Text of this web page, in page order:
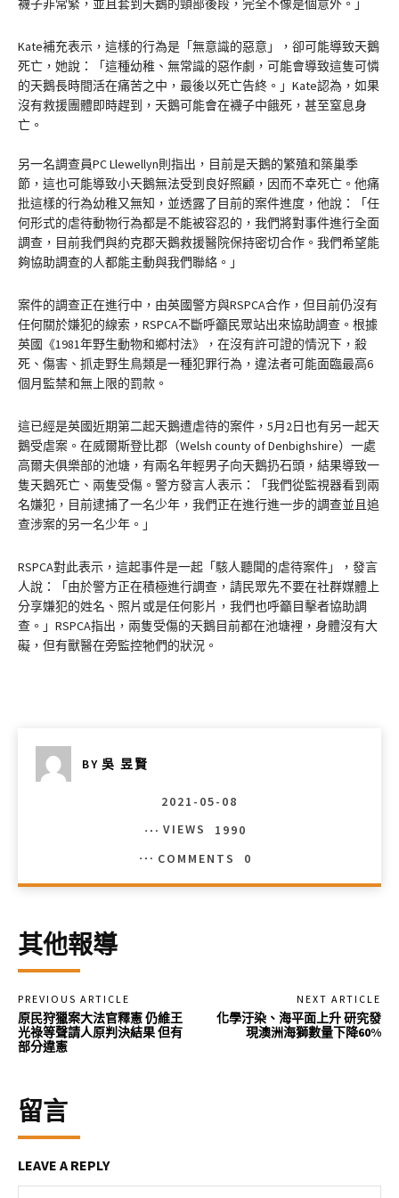
襪子非常緊，並且套到天鵝的頸部後段，完全不像是個意外。」
Kate補充表示，這樣的行為是「無意識的惡意」，卻可能導致天鵝
死亡，她說：「這種幼稚、無常識的惡作劇，可能會導致這隻可憐
的天鵝長時間活在痛苦之中，最後以死亡告終。」Kate認為，如果
沒有救援團體即時趕到，天鵝可能會在襪子中餓死，甚至窒息身
亡。
另一名調查員PC Llewellyn則指出，目前是天鵝的繁殖和築巢季
節，這也可能導致小天鵝無法受到良好照顧，因而不幸死亡。他痛
批這樣的行為幼稚又無知，並透露了目前的案件進度，他說：「任
何形式的虐待動物行為都是不能被容忍的，我們將對事件進行全面
調查，目前我們與約克郡天鵝救援醫院保持密切合作。我們希望能
夠協助調查的人都能主動與我們聯絡。」
案件的調查正在進行中，由英國警方與RSPCA合作，但目前仍沒有
任何關於嫌犯的線索，RSPCA不斷呼籲民眾站出來協助調查。根據
英國《1981年野生動物和鄉村法》，在沒有許可證的情況下，殺
死、傷害、抓走野生鳥類是一種犯罪行為，違法者可能面臨最高6
個月監禁和無上限的罰款。
這已經是英國近期第二起天鵝遭虐待的案件，5月2日也有另一起天
鵝受虐案。在威爾斯登比郡（Welsh county of Denbighshire）一處
高爾夫俱樂部的池塘，有兩名年輕男子向天鵝扔石頭，結果導致一
隻天鵝死亡、兩隻受傷。警方發言人表示：「我們從監視器看到兩
名嫌犯，目前逮捕了一名少年，我們正在進行進一步的調查並且追
查涉案的另一名少年。」
RSPCA對此表示，這起事件是一起「駭人聽聞的虐待案件」，發言
人說：「由於警方正在積極進行調查，請民眾先不要在社群媒體上
分享嫌犯的姓名、照片或是任何影片，我們也呼籲目擊者協助調
查。」RSPCA指出，兩隻受傷的天鵝目前都在池塘裡，身體沒有大
礙，但有獸醫在旁監控牠們的狀況。
BY 吳 昱賢
2021-05-08
VIEWS
1990
COMMENTS
0
其他報導
PREVIOUS ARTICLE
原民狩獵案大法官釋憲 仍維王
光祿等聲請人原判決結果 但有
部分違憲
NEXT ARTICLE
化學汙染、海平面上升 研究發
現澳洲海獅數量下降60%
留言
LEAVE A REPLY